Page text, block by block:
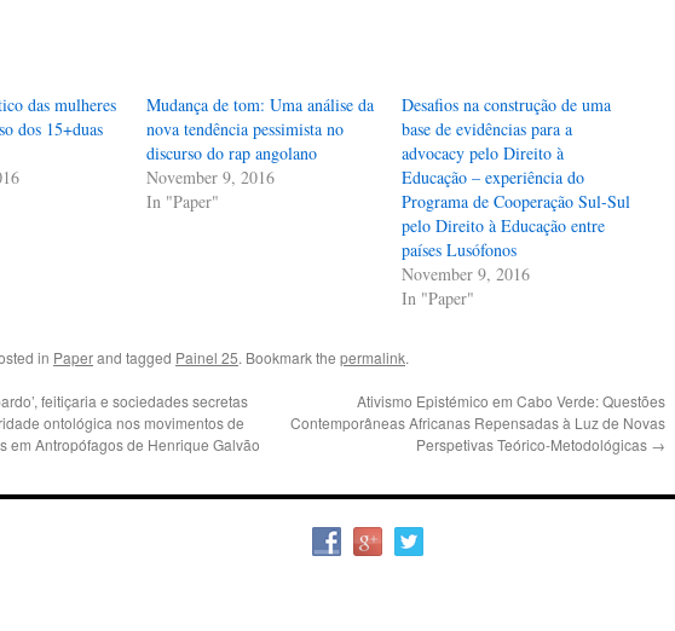
das mulheres
dos 15+duas
Mudança de tom: Uma análise da
nova tendência pessimista no
discurso do rap angolano
November 9, 2016
In "Paper"
Desafios na construção de uma
base de evidências para a
advocacy pelo Direito à
Educação – experiência do
Programa de Cooperação Sul-Sul
pelo Direito à Educação entre
países Lusófonos
November 9, 2016
In "Paper"
in Paperand tagged Painel 25. Bookmark the permalink.
feitiçaria e sociedades secretas
ontológica nos movimentos de
em Antropófagos de Henrique Galvão
Ativismo Epistémico em Cabo Verde: Questões
Contemporâneas Africanas Repensadas à Luz de Novas
Perspetivas Teórico-Metodológicas →